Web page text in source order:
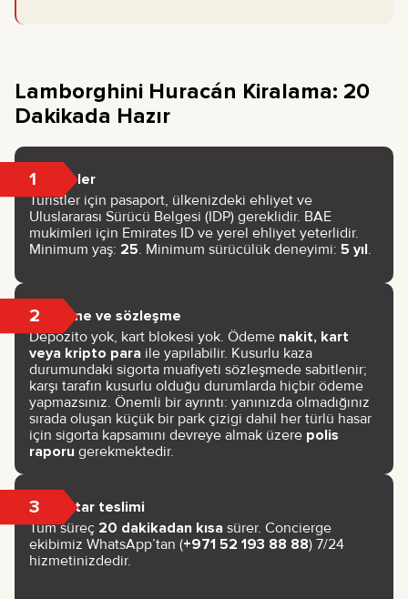
Lamborghini Huracán Kiralama: 20
Dakikada Hazır
1 Belgeler
Turistler için pasaport, ülkenizdeki ehliyet ve
Uluslararası Sürücü Belgesi (IDP) gereklidir. BAE
mukimleri için Emirates ID ve yerel ehliyet yeterlidir.
Minimum yaş: 25. Minimum sürücülük deneyimi: 5 yıl.
2 Ödeme ve sözleşme
Depozito yok, kart blokesi yok. Ödeme nakit, kart
veya kripto para ile yapılabilir. Kusurlu kaza
durumundaki sigorta muafiyeti sözleşmede sabitlenir;
karşı tarafın kusurlu olduğu durumlarda hiçbir ödeme
yapmazsınız. Önemli bir ayrıntı: yanınızda olmadığınız
sırada oluşan küçük bir park çizigi dahil her türlü hasar
için sigorta kapsamını devreye almak üzere polis
raporu gerekmektedir.
3 Anahtar teslimi
Tüm süreç 20 dakikadan kısa sürer. Concierge
ekibimiz WhatsApp’tan (+971 52 193 88 88) 7/24
hizmetinizdedir.